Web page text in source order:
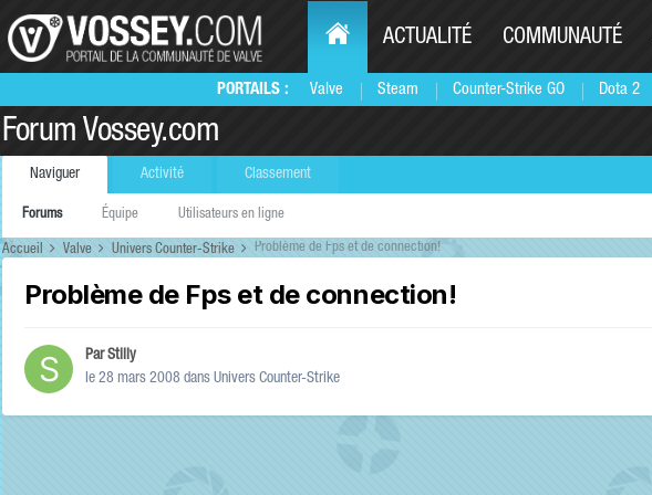
PORTAILS : Valve Steam Counter-Strike GO Dota 2
ACTUALITÉ COMMUNAUTÉ
Forum Vossey.com
Naviguer
Forums Équipe Utilisateurs en ligne
Activité Classement
Accueil Valve Univers Counter-Strike Problème de Fps et de connection!
Problème de Fps et de connection!
ParStilly
le 28 mars 2008 dans Univers Counter-Strike